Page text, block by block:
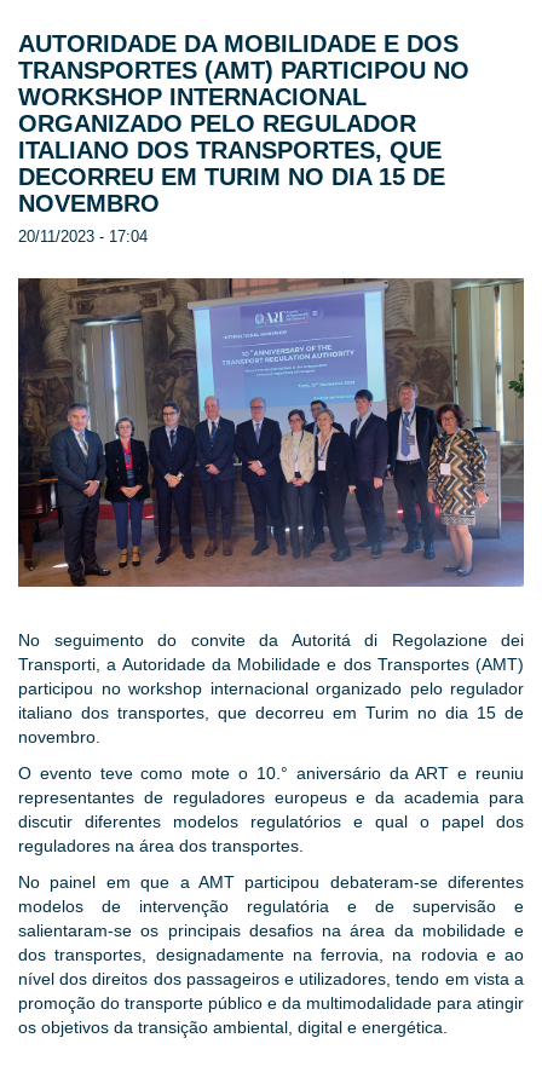
AUTORIDADE DA MOBILIDADE E DOS
TRANSPORTES (AMT) PARTICIPOU NO
WORKSHOP INTERNACIONAL
ORGANIZADO PELO REGULADOR
ITALIANO DOS TRANSPORTES, QUE
DECORREU EM TURIM NO DIA 15 DE
NOVEMBRO
20/11/2023 - 17:04
No seguimento do convite da Autoritá di Regolazione dei
Transporti, a Autoridade da Mobilidade e dos Transportes (AMT)
participou no workshop internacional organizado pelo regulador
italiano dos transportes, que decorreu em Turim no dia 15 de
novembro.
O evento teve como mote o 10.° aniversário da ART e reuniu
representantes de reguladores europeus e da academia para
discutir diferentes modelos regulatórios e qual o papel dos
reguladores na área dos transportes.
No painel em que a AMT participou debateram-se diferentes
modelos de intervenção regulatória e de supervisão e
salientaram-se os principais desafios na área da mobilidade e
dos transportes, designadamente na ferrovia, na rodovia e ao
nível dos direitos dos passageiros e utilizadores, tendo em vista a
promoção do transporte público e da multimodalidade para atingir
os objetivos da transição ambiental, digital e energética.